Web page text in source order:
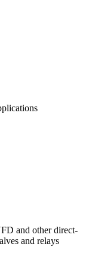
and other direct-
and relays